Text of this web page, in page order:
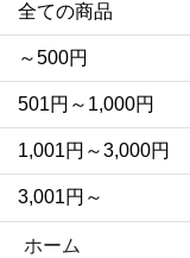
全ての商品
～500円
501円～1,000円
1,001円～3,000円
3,001円～
ホーム